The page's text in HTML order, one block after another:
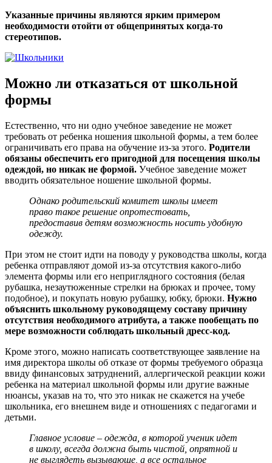
Указанные причины являются ярким примером
необходимости отойти от общепринятых когда-то
стереотипов.
Можно ли отказаться от школьной
формы
Естественно, что ни одно учебное заведение не может
требовать от ребенка ношения школьной формы, а тем более
ограничивать его права на обучение из-за этого. Родители
обязаны обеспечить его пригодной для посещения школы
одеждой, но никак не формой. Учебное заведение может
вводить обязательное ношение школьной формы.
Однако родительский комитет школы имеет
право такое решение опротестовать,
предоставив детям возможность носить удобную
одежду.
При этом не стоит идти на поводу у руководства школы, когда
ребенка отправляют домой из-за отсутствия какого-либо
элемента формы или его неприглядного состояния (белая
рубашка, незаутюженные стрелки на брюках и прочее, тому
подобное), и покупать новую рубашку, юбку, брюки. Нужно
объяснить школьному руководящему составу причину
отсутствия необходимого атрибута, а также пообещать по
мере возможности соблюдать школьный дресс-код.
Кроме этого, можно написать соответствующее заявление на
имя директора школы об отказе от формы требуемого образца
ввиду финансовых затруднений, аллергической реакции кожи
ребенка на материал школьной формы или другие важные
нюансы, указав на то, что это никак не скажется на учебе
школьника, его внешнем виде и отношениях с педагогами и
детьми.
Главное условие – одежда, в которой ученик идет
в школу, всегда должна быть чистой, опрятной и
не выглядеть вызывающе, а все остальное